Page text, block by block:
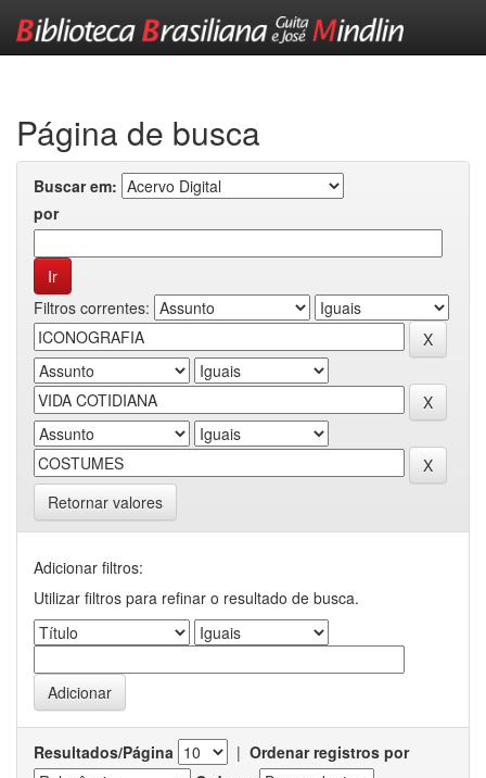
Página de busca
Buscar em:
por
Filtros correntes:
Retornar valores
Adicionar filtros:
Utilizar filtros para refinar o resultado de busca.
Resultados/Página | Ordenar registros por